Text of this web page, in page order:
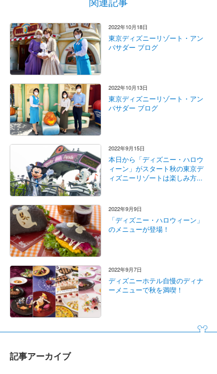
2022年10月18日
東京ディズニーリゾート・アン
バサダー ブログ
2022年10月13日
東京ディズニーリゾート・アン
バサダー ブログ
2022年9月15日
本日から「ディズニー・ハロウ
ィーン」がスタート秋の東京デ
ィズニーリゾートは楽しみ方...
2022年9月9日
「ディズニー・ハロウィーン」
のメニューが登場！
2022年9月7日
ディズニーホテル自慢のディナ
ーメニューで秋を満喫！
記事アーカイブ